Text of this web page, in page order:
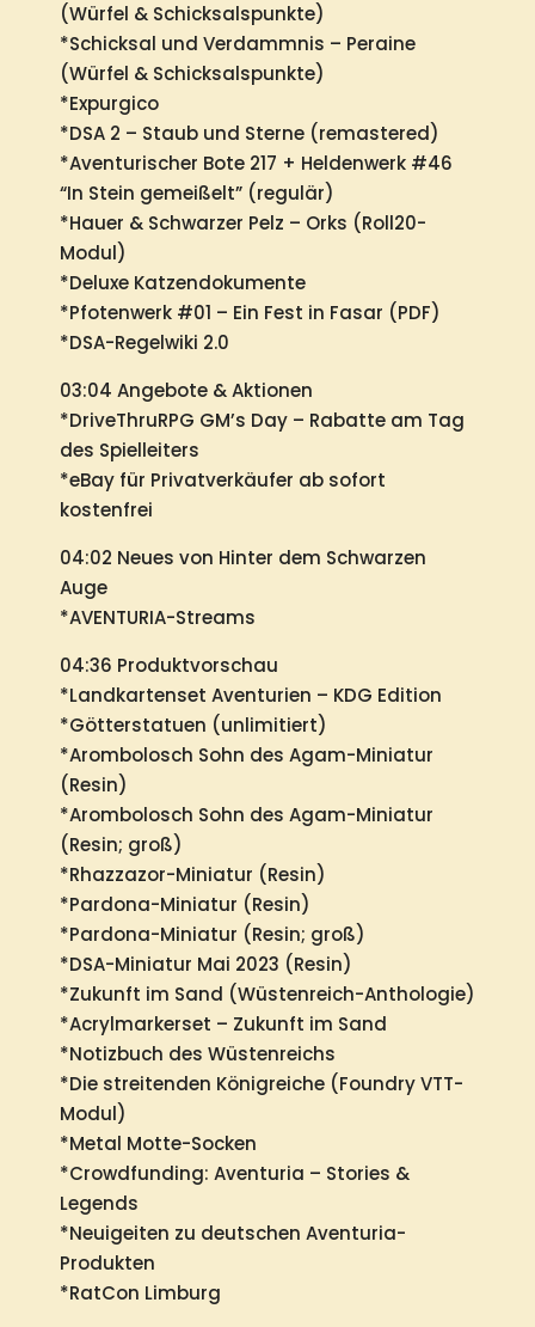
(Würfel & Schicksalspunkte)
*Schicksal und Verdammnis – Peraine
(Würfel & Schicksalspunkte)
*Expurgico
*DSA 2 – Staub und Sterne (remastered)
*Aventurischer Bote 217 + Heldenwerk #46
“In Stein gemeißelt” (regulär)
*Hauer & Schwarzer Pelz – Orks (Roll20-
Modul)
*Deluxe Katzendokumente
*Pfotenwerk #01 – Ein Fest in Fasar (PDF)
*DSA-Regelwiki 2.0
03:04 Angebote & Aktionen
*DriveThruRPG GM’s Day – Rabatte am Tag
des Spielleiters
*eBay für Privatverkäufer ab sofort
kostenfrei
04:02 Neues von Hinter dem Schwarzen
Auge
*AVENTURIA-Streams
04:36 Produktvorschau
*Landkartenset Aventurien – KDG Edition
*Götterstatuen (unlimitiert)
*Arombolosch Sohn des Agam-Miniatur
(Resin)
*Arombolosch Sohn des Agam-Miniatur
(Resin; groß)
*Rhazzazor-Miniatur (Resin)
*Pardona-Miniatur (Resin)
*Pardona-Miniatur (Resin; groß)
*DSA-Miniatur Mai 2023 (Resin)
*Zukunft im Sand (Wüstenreich-Anthologie)
*Acrylmarkerset – Zukunft im Sand
*Notizbuch des Wüstenreichs
*Die streitenden Königreiche (Foundry VTT-
Modul)
*Metal Motte-Socken
*Crowdfunding: Aventuria – Stories &
Legends
*Neuigeiten zu deutschen Aventuria-
Produkten
*RatCon Limburg